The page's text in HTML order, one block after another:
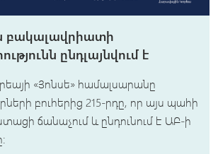
բակալավրիատի
ընդլայնվում է
«Յոնսե» համալսարանը
բուհերից 215-րդը, որ այս պահի
ճանաչում և ընդունում է ԱԲ-ի